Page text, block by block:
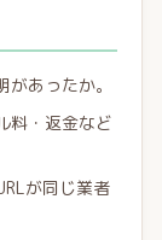
あったか。
料・返金など
が同じ業者